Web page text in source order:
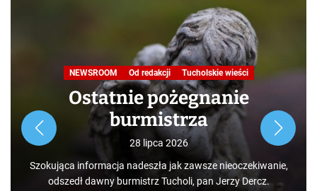
Podróże małe i duże. Ścieżka
przyrodniczo-dydaktyczna
„Jelenia Wyspa”
24 lipca 2026
Rozpoczynamy nowy cykl opowieści zarówno dla turystów,
jak i mieszkańców, którzy niekoniecznie muszą podróżować
po świecie. Mamy niezwykłe szczęście żyć w Borach
Tucholskich i korzystać i to w dodatku za darmo z tego, co
daje nam natura.